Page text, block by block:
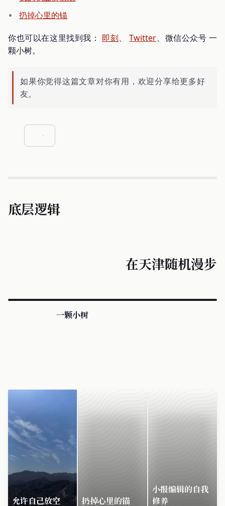
扔掉心里的锚
你也可以在这里找到我： 即刻、Twitter、微信公众号 一
颗小树。
如果你觉得这篇文章对你有用，欢迎分享给更多好
友。
底层逻辑
在天津随机漫步
一颗小树
允许自己放空 扔掉心里的锚
小报编辑的自我
修养